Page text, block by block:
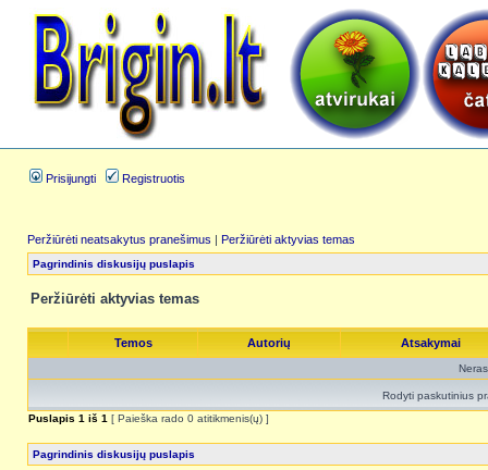
Prisijungti Registruotis
Peržiūrėti neatsakytus pranešimus | Peržiūrėti aktyvias temas
Pagrindinis diskusijų puslapis
Peržiūrėti aktyvias temas
Temos Autorių Atsakymai
Rodyti paskutinius
Puslapis 1 iš 1 [ Paieška rado 0 atitikmenis(ų) ]
Pagrindinis diskusijų puslapis